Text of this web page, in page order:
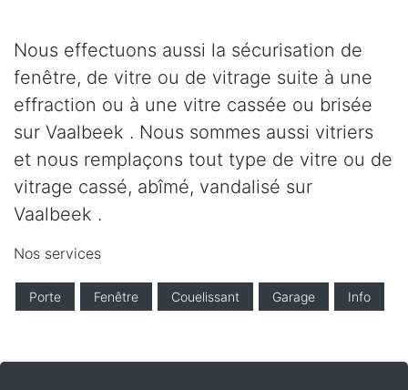
Nous effectuons aussi la sécurisation de
fenêtre, de vitre ou de vitrage suite à une
effraction ou à une vitre cassée ou brisée
sur Vaalbeek . Nous sommes aussi vitriers
et nous remplaçons tout type de vitre ou de
vitrage cassé, abîmé, vandalisé sur
Vaalbeek .
Nos services
Porte Fenêtre Couelissant Garage Info